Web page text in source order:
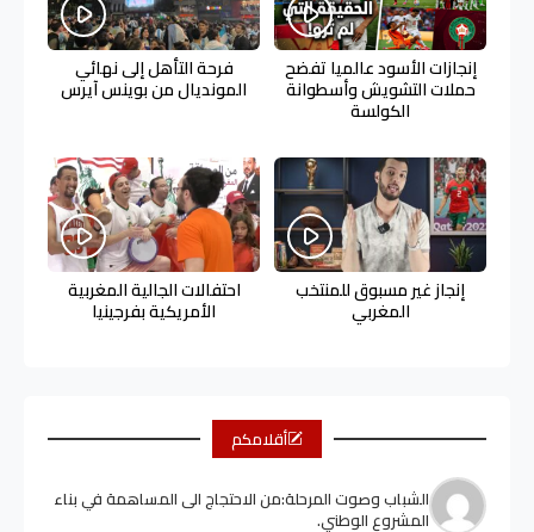
إنجازات الأسود عالميا تفضح
حملات التشويش وأسطوانة
الكولسة
فرحة التأهل إلى نهائي
المونديال من بوينس آيرس
إنجاز غير مسبوق للمنتخب
المغربي
احتفالات الجالية المغربية
الأمريكية بفرجينيا
أقلامكم
الشباب وصوت المرحلة:من الاحتجاج الى المساهمة في بناء
المشروع الوطني.